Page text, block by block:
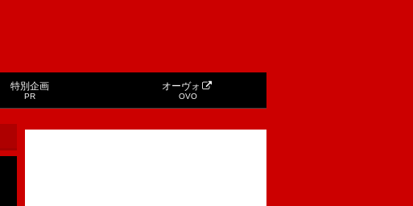
特別企画
PR
オーヴォ
OVO